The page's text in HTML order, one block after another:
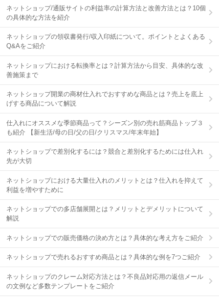
ネットショップ/通販サイトの利益率の計算方法と改善方法とは？10個
の具体的な方法を紹介
ネットショップの領収書発行/収入印紙について。ポイントとよくある
Q&Aをご紹介
ネットショップにおける転換率とは？計算方法から目安、具体的な改
善施策まで
ネットショップ開業の商材仕入れでおすすめな商品とは？売上を底上
げする商品について解説
仕入れにオススメな季節商品って？シーズン別の売れ筋商品トップ３
も紹介 【新生活/母の日/父の日/クリスマス/年末年始】
ネットショップで差別化するには？競合と差別化するためには仕入れ
先が大切
ネットショップにおける大量仕入れのメリットとは？仕入れを抑えて
利益を増やすために
ネットショップでの多店舗展開とは？メリットとデメリットについて
解説
ネットショップでの販売価格の決め方とは？具体的な考え方をご紹介
ネットショップで売れるおすすめ商品とは？具体的な例を7つご紹介
ネットショップのクレーム対応方法とは？不良品対応用の返信メール
の文例など多数テンプレートをご紹介